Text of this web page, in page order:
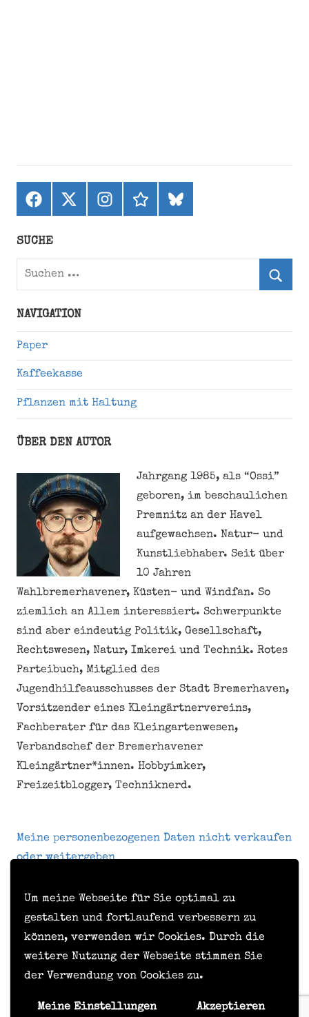
Um meine Webseite für Sie optimal zu
gestalten und fortlaufend verbessern zu
können, verwenden wir Cookies. Durch die
weitere Nutzung der Webseite stimmen Sie
der Verwendung von Cookies zu.
Meine Einstellungen Akzeptieren
Facebook
X
(ehemals
Instagramthreadsbluesky
SUCHE
Suchen
NAVIGATION
Paper
Kaffeekasse
Pflanzen mit Haltung
ÜBER DEN AUTOR
Jahrgang 1985, als “Ossi”
geboren, im beschaulichen
Premnitz an der Havel
aufgewachsen. Natur- und
Kunstliebhaber. Seit über
10 Jahren
Wahlbremerhavener, Küsten- und Windfan. So
ziemlich an Allem interessiert. Schwerpunkte
sind aber eindeutig Politik, Gesellschaft,
Rechtswesen, Natur, Imkerei und Technik. Rotes
Parteibuch, Mitglied des
Jugendhilfeausschusses der Stadt Bremerhaven,
Vorsitzender eines Kleingärtnervereins,
Fachberater für das Kleingartenwesen,
Verbandschef der Bremerhavener
Kleingärtner*innen. Hobbyimker,
Freizeitblogger, Techniknerd.
Meine personenbezogenen Daten nicht verkaufen
oder weitergeben
Impressum